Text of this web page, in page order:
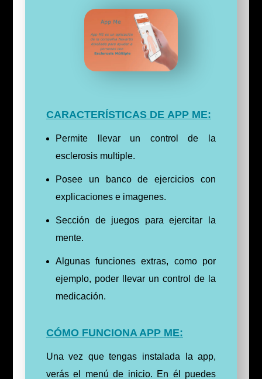
CARACTERÍSTICAS DE APP ME:
Permite llevar un control de la
esclerosis multiple.
Posee un banco de ejercicios con
explicaciones e imagenes.
Sección de juegos para ejercitar la
mente.
Algunas funciones extras, como por
ejemplo, poder llevar un control de la
medicación.
CÓMO FUNCIONA APP ME:
Una vez que tengas instalada la app,
verás el menú de inicio. En él puedes